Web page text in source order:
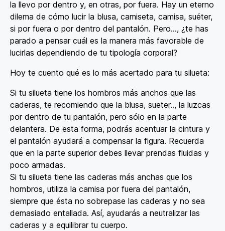
la llevo por dentro y, en otras, por fuera. Hay un eterno
dilema de cómo lucir la blusa, camiseta, camisa, suéter,
si por fuera o por dentro del pantalón. Pero…, ¿te has
parado a pensar cuál es la manera más favorable de
lucirlas dependiendo de tu tipología corporal?
Hoy te cuento qué es lo más acertado para tu silueta:
Si tu silueta tiene los hombros más anchos que las
caderas, te recomiendo que la blusa, sueter.., la luzcas
por dentro de tu pantalón, pero sólo en la parte
delantera. De esta forma, podrás acentuar la cintura y
el pantalón ayudará a compensar la figura. Recuerda
que en la parte superior debes llevar prendas fluidas y
poco armadas.
Si tu silueta tiene las caderas más anchas que los
hombros, utiliza la camisa por fuera del pantalón,
siempre que ésta no sobrepase las caderas y no sea
demasiado entallada. Así, ayudarás a neutralizar las
caderas y a equilibrar tu cuerpo.